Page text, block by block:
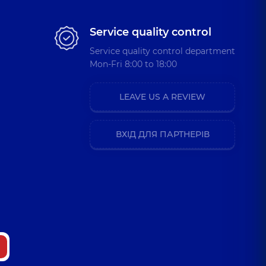
Service quality control
Service quality control department
Mon-Fri 8:00 to 18:00
LEAVE US A REVIEW
ВХІД ДЛЯ ПАРТНЕРІВ